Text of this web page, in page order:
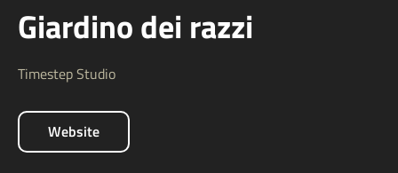
Giardino dei razzi
Timestep Studio
Website